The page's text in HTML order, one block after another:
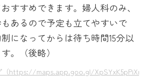
すすめできます。婦人科のみ、
あるので予定も立てやすいで
になってからは待ち時間15分以
。（後略）
（https://maps.app.goo.gl/